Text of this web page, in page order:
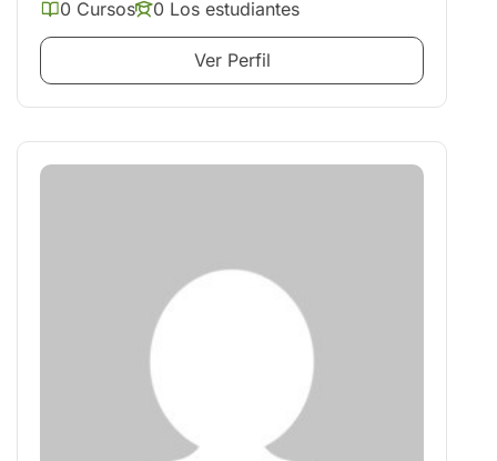
0 Cursos 0 Los estudiantes
Ver Perfil